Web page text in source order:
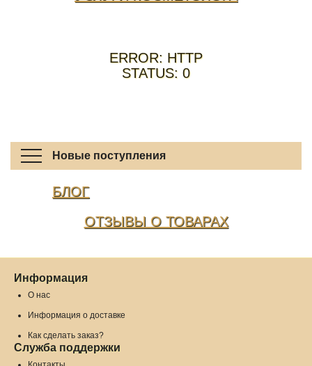
ERROR: HTTP
STATUS: 0
Новые поступления
БЛОГ
ОТЗЫВЫ О ТОВАРАХ
Информация
О нас
Информация о доставке
Как сделать заказ?
Служба поддержки